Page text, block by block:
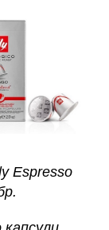
Espresso